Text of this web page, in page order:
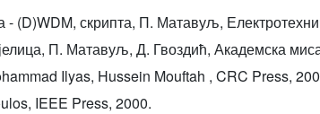
скрипта, П. Матавуљ,
П. Матавуљ, Д. Гвоздић, Академска
Ilyas, Hussein Mouftah , CRC Press,
IEEE Press, 2000.